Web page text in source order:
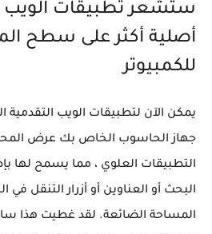
ستشعر تطبيقات الويب
أصلية أكثر على سطح
للكمبيوتر
يمكن الآن لتطبيقات الويب التقدمية
جهاز الحاسوب الخاص بك عرض
التطبيقات العلوي ، مما يسمح لها
البحث أو العناوين أو أزرار التنقل
المساحة الضائعة. لقد غطيت هذا